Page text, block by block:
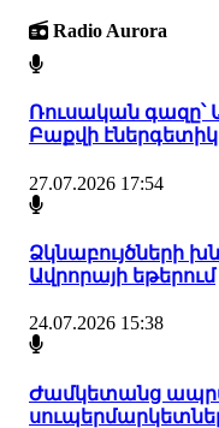
Radio Aurora
Ռուսական
Բաքվի
27.07.2026 17:54
Ձկնաբույծների
Ավրորայի եթերում
24.07.2026 15:38
Ժամկետանց